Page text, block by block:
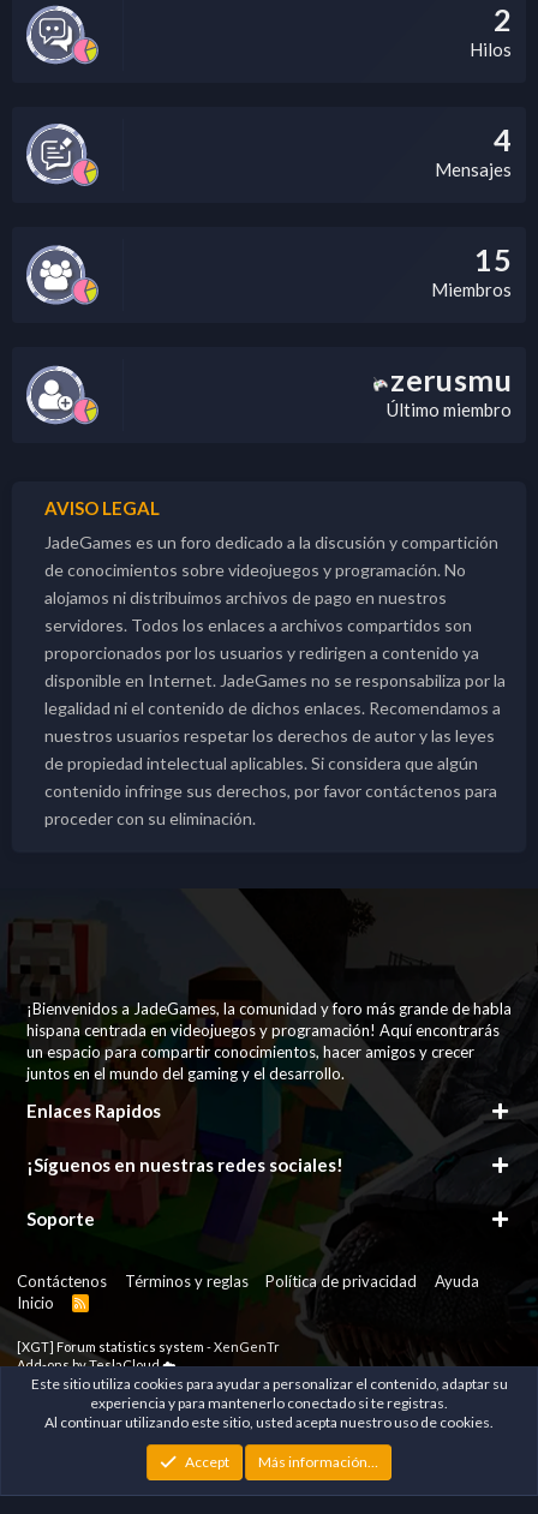
2
Hilos
4
Mensajes
15
Miembros
zerusmu
Último miembro
AVISO LEGAL
JadeGames es un foro dedicado a la discusión y compartición
de conocimientos sobre videojuegos y programación. No
alojamos ni distribuimos archivos de pago en nuestros
servidores. Todos los enlaces a archivos compartidos son
proporcionados por los usuarios y redirigen a contenido ya
disponible en Internet. JadeGames no se responsabiliza por la
legalidad ni el contenido de dichos enlaces. Recomendamos a
nuestros usuarios respetar los derechos de autor y las leyes
de propiedad intelectual aplicables. Si considera que algún
contenido infringe sus derechos, por favor contáctenos para
proceder con su eliminación.
¡Bienvenidos a JadeGames, la comunidad y foro más grande de habla
hispana centrada en videojuegos y programación! Aquí encontrarás
un espacio para compartir conocimientos, hacer amigos y crecer
juntos en el mundo del gaming y el desarrollo.
Enlaces Rapidos
¡Síguenos en nuestras redes sociales!
Soporte
Contáctenos Términos y reglas Política de privacidad
Ayuda
Inicio
R
[XGT] Forum statistics system - XenGenTr
Add-ons by TeslaCloud ☁️
Some of the add-ons on this site are powered byXenConcept™©2017-2026
XenConcept Ltd. (Details)
Parts of this site powered byXenForo add-ons from DragonByte™ ©2011-2026
© by ©XenTR
© by ©XenTR|Limit Resource Downloads by XenCustomize
Este sitio utiliza cookies para ayudar a personalizar el contenido, adaptar su
experiencia y para mantenerlo conectado si te registras.
Al continuar utilizando este sitio, usted acepta nuestro uso de cookies.
Accept Más información…